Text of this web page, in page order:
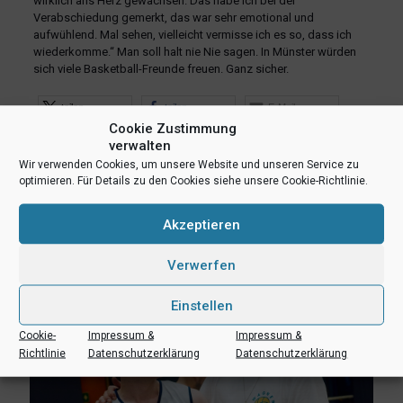
Cookie Zustimmung
verwalten
Wir verwenden Cookies, um unsere Website und unseren Service zu
optimieren. Für Details zu den Cookies siehe unsere Cookie-Richtlinie.
Akzeptieren
Verwerfen
Einstellen
Cookie-
Richtlinie
Impressum &
Datenschutzerklärung
Impressum &
Datenschutzerklärung
Verabschiedung gemerkt, das war sehr emotional und
aufwühlend. Mal sehen, vielleicht vermisse ich es so, dass ich
wiederkomme.“ Man soll halt nie Nie sagen. In Münster würden
sich viele Basketball-Freunde freuen. Ganz sicher.
teilen teilen E-Mail
teilen